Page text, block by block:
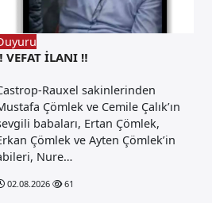
VEFAT İLANI ‼️
Rauxel sakinlerinden
Çömlek ve Cemile Çalık’ın
babaları, Ertan Çömlek,
Çömlek ve Ayten Çömlek’in
Nure…
02.08.2026 61